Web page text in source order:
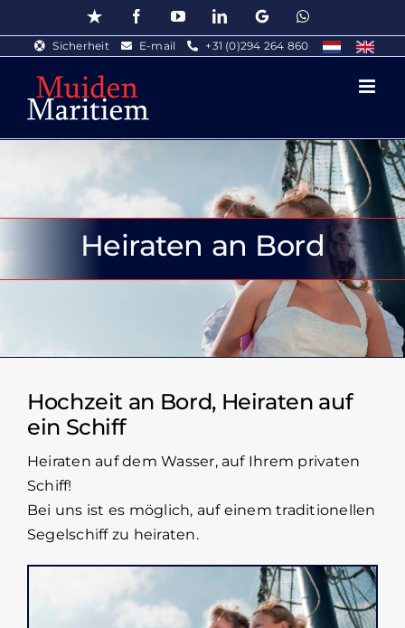
to
content
Trustpilot FacebookYouTubeLinkedInGoogle WhatsApp
Sicherheit E-mail +31 (0)294 264 860
Heiraten an Bord
Hochzeit an Bord, Heiraten auf
ein Schiff
Heiraten auf dem Wasser, auf Ihrem privaten
Schiff!
Bei uns ist es möglich, auf einem traditionellen
Segelschiff zu heiraten.